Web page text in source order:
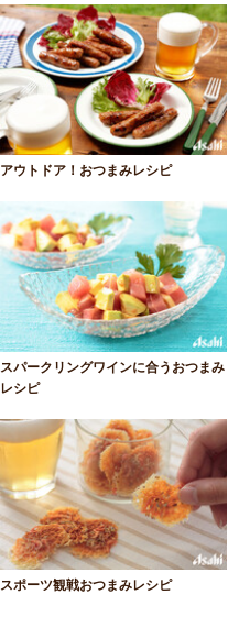
アウトドア！おつまみレシピ
スパークリングワインに合うおつまみ
レシピ
スポーツ観戦おつまみレシピ